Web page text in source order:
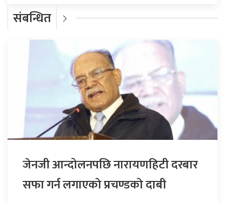
संबन्धित
जेनजी आन्दोलनपछि नारायणहिटी दरबार
सफा गर्न लगाएको प्रचण्डको दाबी